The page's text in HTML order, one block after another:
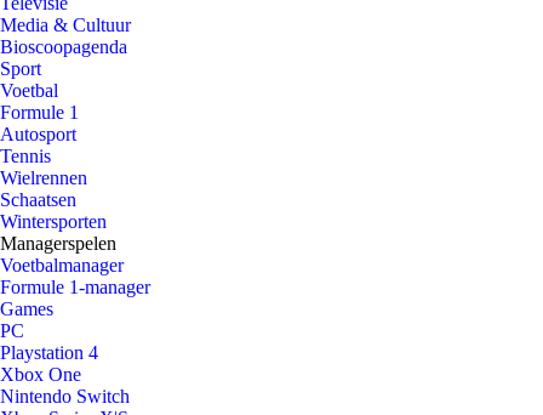
Media & Cultuur
Bioscoopagenda
Sport
Voetbal
Formule 1
Autosport
Tennis
Wielrennen
Schaatsen
Wintersporten
Managerspelen
Voetbalmanager
Formule 1-manager
Games
PC
Playstation 4
Xbox One
Nintendo Switch